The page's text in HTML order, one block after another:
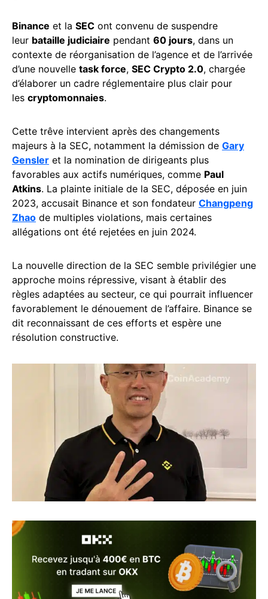
Binance et la SEC ont convenu de suspendre
leur bataille judiciaire pendant 60 jours, dans un
contexte de réorganisation de l’agence et de l’arrivée
d’une nouvelle task force, SEC Crypto 2.0, chargée
d’élaborer un cadre réglementaire plus clair pour
les cryptomonnaies.
Cette trêve intervient après des changements
majeurs à la SEC, notamment la démission de Gary
Gensler et la nomination de dirigeants plus
favorables aux actifs numériques, comme Paul
Atkins. La plainte initiale de la SEC, déposée en juin
2023, accusait Binance et son fondateur Changpeng
Zhao de multiples violations, mais certaines
allégations ont été rejetées en juin 2024.
La nouvelle direction de la SEC semble privilégier une
approche moins répressive, visant à établir des
règles adaptées au secteur, ce qui pourrait influencer
favorablement le dénouement de l’affaire. Binance se
dit reconnaissant de ces efforts et espère une
résolution constructive.